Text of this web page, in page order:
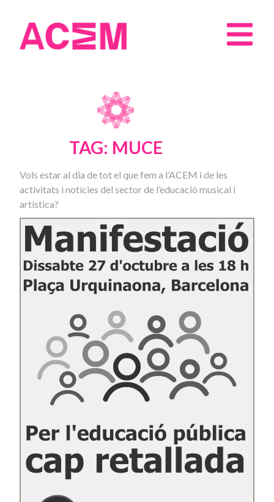
TAG: MUCE
Vols estar al dia de tot el que fem a l’ACEM i de les
activitats i notícies del sector de l’educació musical i
artística?